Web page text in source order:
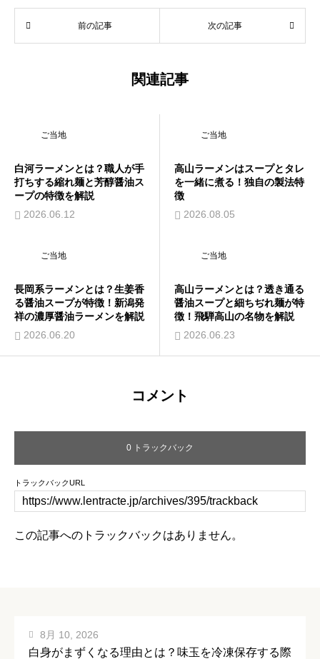
前の記事 次の記事
関連記事
ご当地
白河ラーメンとは？職人が手
打ちする縮れ麺と芳醇醤油ス
ープの特徴を解説
2026.06.12
ご当地
高山ラーメンはスープとタレ
を一緒に煮る！独自の製法特
徴
2026.08.05
ご当地
長岡系ラーメンとは？生姜香
る醤油スープが特徴！新潟発
祥の濃厚醤油ラーメンを解説
2026.06.20
ご当地
高山ラーメンとは？透き通る
醤油スープと細ちぢれ麺が特
徴！飛騨高山の名物を解説
2026.06.23
コメント
0 トラックバック
トラックバックURL
この記事へのトラックバックはありません。
白身がまずくなる理由とは？味玉を冷凍保存する際
8月 10, 2026